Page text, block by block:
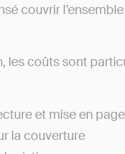
couvrir
les coûts sont
et mise en page
la couverture